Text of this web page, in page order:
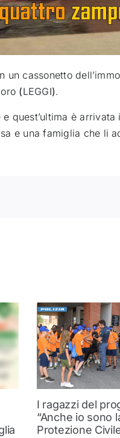
cassonetto
(LEGGI).
quest’ultima è
e una famiglia che li
I ragazzi del
“Anche io sono
Protezione